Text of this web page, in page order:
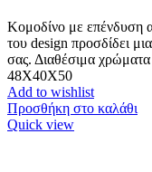
Κομοδίνο με επένδυση
του design προσδίδει
σας. Διαθέσιμα
48X40X50
Add to wishlist
Προσθήκη στο καλάθι
Quick view